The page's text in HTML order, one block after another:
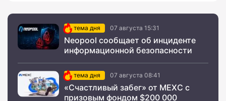
тема дня 07 августа 15:31
Neopool сообщает об инциденте
информационной безопасности
тема дня 07 августа 08:41
«Счастливый забег» от MEXC с
призовым фондом $200 000